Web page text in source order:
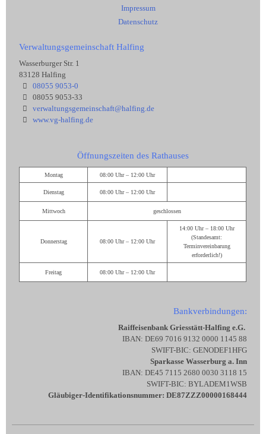
Impressum
Datenschutz
Verwaltungsgemeinschaft Halfing
Wasserburger Str. 1
83128 Halfing
08055 9053-0
08055 9053-33
verwaltungsgemeinschaft@halfing.de
www.vg-halfing.de
Öffnungszeiten des Rathauses
Montag 08:00 Uhr – 12:00 Uhr
Dienstag 08:00 Uhr – 12:00 Uhr
Mittwoch geschlossen
Donnerstag 08:00 Uhr – 12:00 Uhr
14:00 Uhr – 18:00 Uhr
(Standesamt:
Terminvereinbarung
erforderlich!)
Freitag 08:00 Uhr – 12:00 Uhr
Bankverbindungen:
Raiffeisenbank Griesstätt-Halfing e.G.
IBAN: DE69 7016 9132 0000 1145 88
SWIFT-BIC: GENODEF1HFG
Sparkasse Wasserburg a. Inn
IBAN: DE45 7115 2680 0030 3118 15
SWIFT-BIC: BYLADEM1WSB
Gläubiger-Identifikationsnummer: DE87ZZZ00000168444